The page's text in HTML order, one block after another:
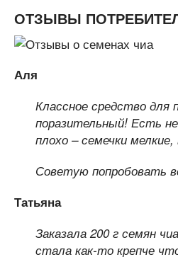
ОТЗЫВЫ
Аля
Классное средство
поразительный! Есть
плохо – семечки
Советую попробовать
Татьяна
Заказала 200 г семян
стала как-то крепче